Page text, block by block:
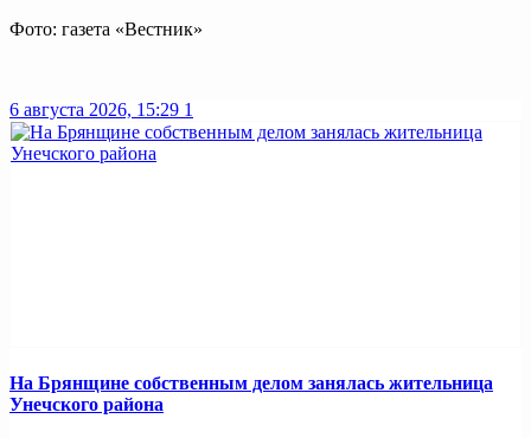
Фото: газета «Вестник»
6 августа 2026, 15:29 1
На Брянщине собственным делом занялась жительница
Унечского района